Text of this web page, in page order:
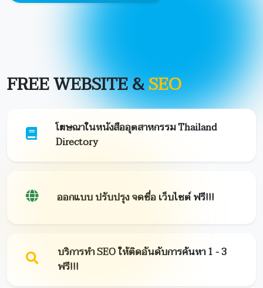
FREE WEBSITE &SEO
โฆษณาในหนังสืออุตสาหกรรม Thailand
Directory
ออกแบบ ปรับปรุง จดชื่อ เว็บไซต์ ฟรี!!!
บริการทำ SEO ให้ติดอันดับการค้นหา 1 - 3
ฟรี!!!